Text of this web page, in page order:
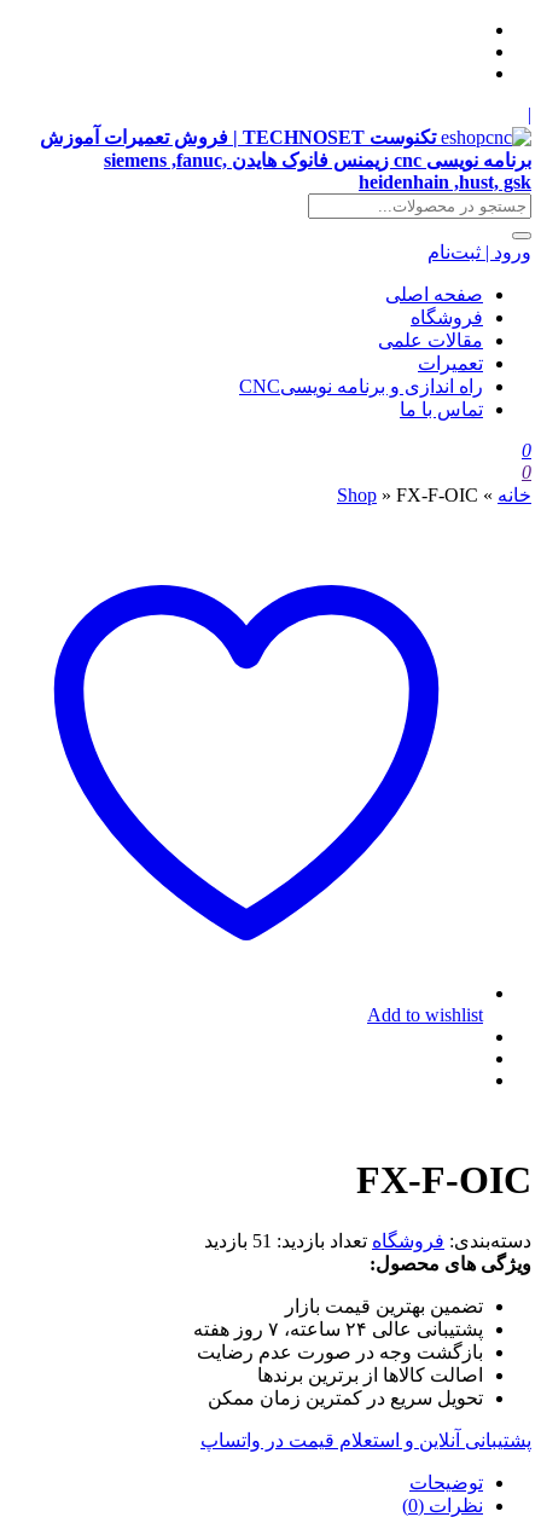
|
تکنوست TECHNOSET | فروش تعمیرات آموزش
برنامه نویسی cnc زیمنس فانوک هایدن siemens ,fanuc,
heidenhain ,hust, gsk
ورود | ثبت‌نام
صفحه اصلی
فروشگاه
مقالات علمی
تعمیرات
راه اندازی و برنامه نویسیCNC
تماس با ما
0
0
خانه »
Shop » FX-F-OIC
Add to wishlist
FX-F-OIC
دسته‌بندی: فروشگاه تعداد بازدید: 51 بازدید
ویژگی های محصول:
تضمین بهترین قیمت بازار
پشتیبانی عالی ۲۴ ساعته، ۷ روز هفته
بازگشت وجه در صورت عدم رضایت
اصالت کالاها از برترین برندها
تحویل سریع در کمترین زمان ممکن
پشتیبانی آنلاین و استعلام قیمت در واتساپ
توضیحات
نظرات (0)